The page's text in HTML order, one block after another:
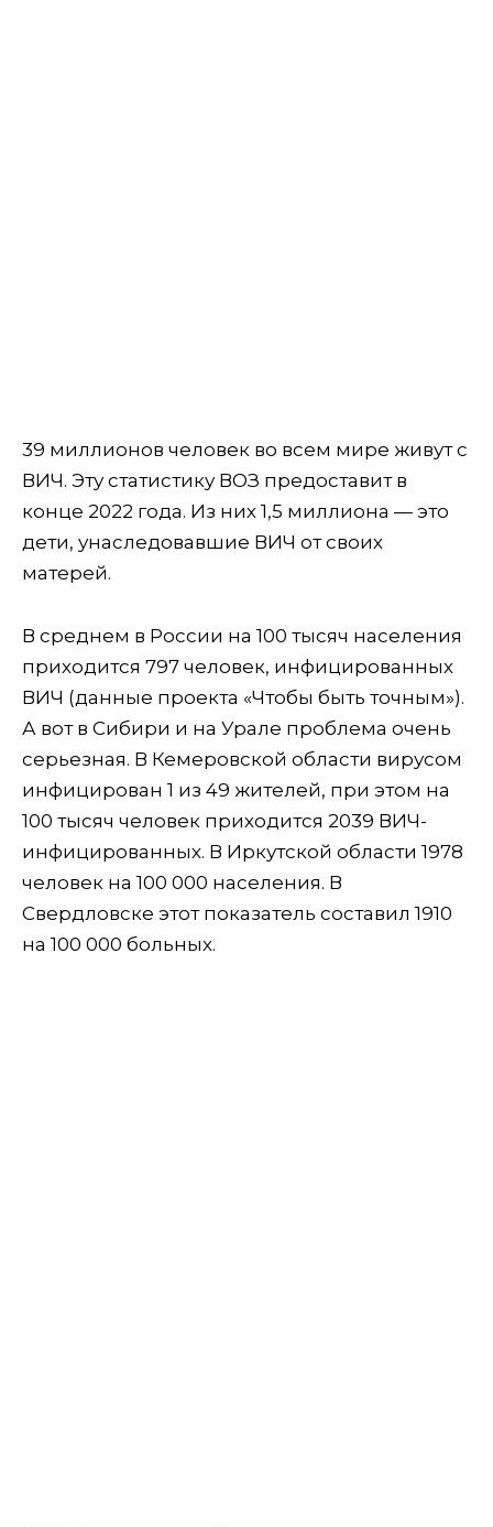
39 миллионов человек во всем мире живут с
ВИЧ. Эту статистику ВОЗ предоставит в
конце 2022 года. Из них 1,5 миллиона — это
дети, унаследовавшие ВИЧ от своих
матерей.
В среднем в России на 100 тысяч населения
приходится 797 человек, инфицированных
ВИЧ (данные проекта «Чтобы быть точным»).
А вот в Сибири и на Урале проблема очень
серьезная. В Кемеровской области вирусом
инфицирован 1 из 49 жителей, при этом на
100 тысяч человек приходится 2039 ВИЧ-
инфицированных. В Иркутской области 1978
человек на 100 000 населения. В
Свердловске этот показатель составил 1910
на 100 000 больных.